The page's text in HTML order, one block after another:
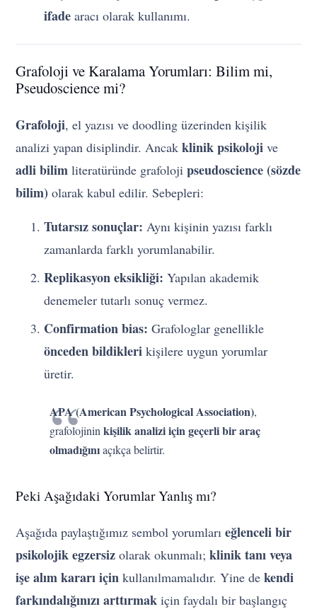
ifade aracı olarak kullanımı.
Grafoloji ve Karalama Yorumları: Bilim mi,
Pseudoscience mi?
Grafoloji, el yazısı ve doodling üzerinden kişilik
analizi yapan disiplindir. Ancakklinik psikoloji ve
adli bilim literatüründe grafolojipseudoscience (sözde
bilim) olarak kabul edilir. Sebepleri:
Tutarsız sonuçlar: Aynı kişinin yazısı farklı
zamanlarda farklı yorumlanabilir.
Replikasyon eksikliği: Yapılan akademik
denemeler tutarlı sonuç vermez.
Confirmation bias: Grafologlar genellikle
önceden bildikleri kişilere uygun yorumlar
üretir.
APA (American Psychological Association),
grafolojininkişilik analizi için geçerli bir araç
olmadığınıaçıkça belirtir.
Peki Aşağıdaki Yorumlar Yanlış mı?
Aşağıda paylaştığımız sembol yorumlarıeğlenceli bir
psikolojik egzersiz olarak okunmalı;klinik tanı veya
işe alım kararı için kullanılmamalıdır. Yine dekendi
farkındalığınızı arttırmak için faydalı bir başlangıç